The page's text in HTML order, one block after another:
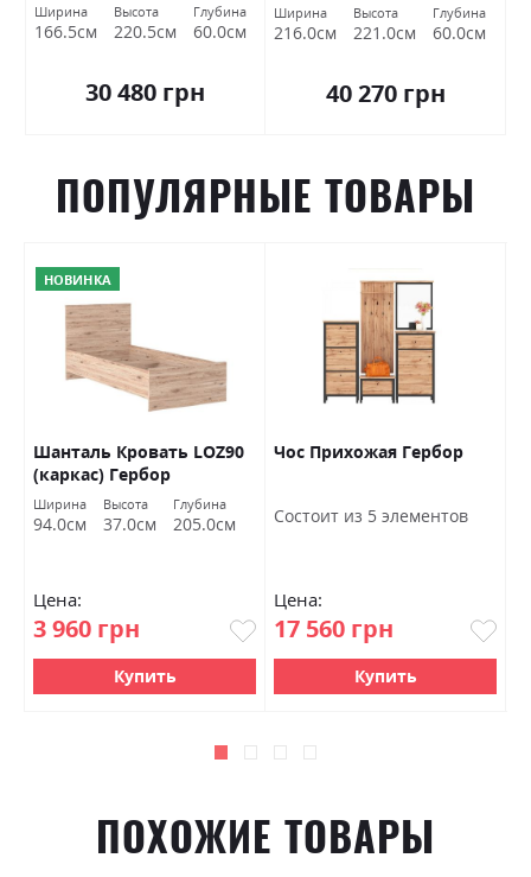
Ширина
166.5см
Высота
220.5см
Глубина
60.0см
30 480 грн
Ширина
216.0см
Высота
221.0см
Глубина
60.0см
40 270 грн
ПОПУЛЯРНЫЕ ТОВАРЫ
НОВИНКА
Шанталь Кровать LOZ90
(каркас) Гербор
Ширина
94.0см
Высота
37.0см
Глубина
205.0см
Цена:
3 960 грн
Купить
Чос Прихожая Гербор
Состоит из 5 элементов
Цена:
17 560 грн
Купить
ПОХОЖИЕ ТОВАРЫ